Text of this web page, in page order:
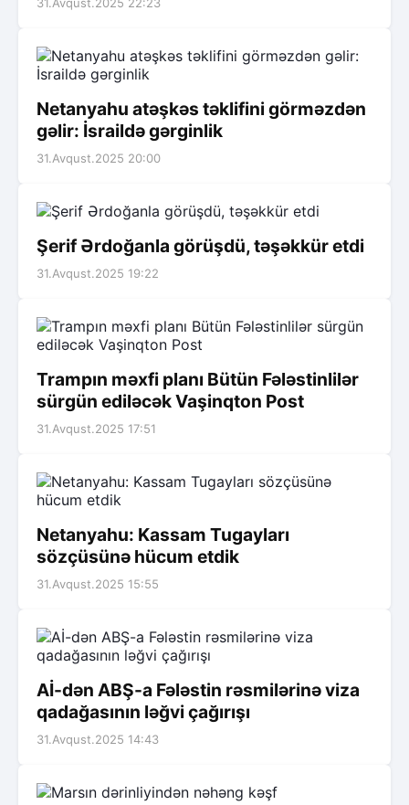
Netanyahu atəşkəs təklifini görməzdən
gəlir: İsraildə gərginlik
31.Avqust.2025 20:00
Şerif Ərdoğanla görüşdü, təşəkkür etdi
31.Avqust.2025 19:22
Trampın məxfi planı Bütün Fələstinlilər
sürgün ediləcək Vaşinqton Post
31.Avqust.2025 17:51
Netanyahu: Kassam Tugayları
sözçüsünə hücum etdik
31.Avqust.2025 15:55
Aİ-dən ABŞ-a Fələstin rəsmilərinə viza
qadağasının ləğvi çağırışı
31.Avqust.2025 14:43